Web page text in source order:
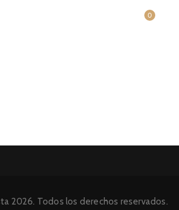
0
2026. Todos los derechos reservados.